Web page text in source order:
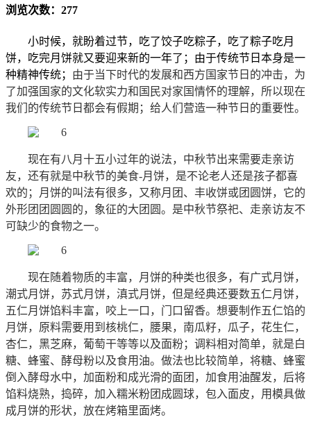
浏览次数：277
小时候，就盼着过节，吃了饺子吃粽子，吃了粽子吃月
饼，吃完月饼就又要迎来新的一年了；由于传统节日本身是一
种精神传统； 由于当下时代的发展和西方国家节日的冲击，为
了加强国家的文化软实力和国民对家国情怀的理解， 所以现在
我们的传统节日都会有假期；给人们营造一种节日的重要性。
现在有八月十五小过年的说法，中秋节出来需要走亲访
友，还有就是中秋节的美食-月饼，是不论老人还是孩子都喜
欢的；月饼的叫法有很多，又称月团、丰收饼或团圆饼，它的
外形团团圆圆的，象征的大团圆。是中秋节祭祀、走亲访友不
可缺少的食物之一。
现在随着物质的丰富，月饼的种类也很多， 有广式月饼，
潮式月饼，苏式月饼，滇式月饼， 但是经典还要数五仁月饼，
五仁月饼馅料丰富，咬上一口，门口留香。想要制作五仁馅的
月饼，原料需要用到核桃仁，腰果，南瓜籽，瓜子，花生仁，
杏仁，黑芝麻，葡萄干等等以及面粉；调料相对简单，就是白
糖、蜂蜜、酵母粉以及食用油。做法也比较简单，将糖、蜂蜜
倒入酵母水中，加面粉和成光滑的面团，加食用油醒发，后将
馅料烧熟，捣碎，加入糯米粉团成圆球，包入面皮，用模具做
成月饼的形状，放在烤箱里面烤。